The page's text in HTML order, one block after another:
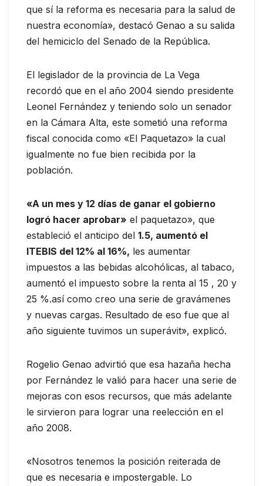
que sí la reforma es necesaria para la salud de
nuestra economía», destacó Genao a su salida
del hemiciclo del Senado de la República.
El legislador de la provincia de La Vega
recordó que en el año 2004 siendo presidente
Leonel Fernández y teniendo solo un senador
en la Cámara Alta, este sometió una reforma
fiscal conocida como «El Paquetazo» la cual
igualmente no fue bien recibida por la
población.
«A un mes y 12 días de ganar el gobierno
logró hacer aprobar» el paquetazo», que
estableció el anticipo del 1.5, aumentó el
ITEBIS del 12% al 16%, les aumentar
impuestos a las bebidas alcohólicas, al tabaco,
aumentó el impuesto sobre la renta al 15 , 20 y
25 %.así como creo una serie de gravámenes
y nuevas cargas. Resultado de eso fue que al
año siguiente tuvimos un superávit», explicó.
Rogelio Genao advirtió que esa hazaña hecha
por Fernández le valió para hacer una serie de
mejoras con esos recursos, que más adelante
le sirvieron para lograr una reelección en el
año 2008.
«Nosotros tenemos la posición reiterada de
que es necesaria e impostergable. Lo